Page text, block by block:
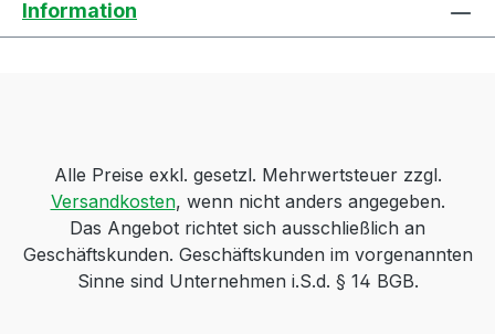
Information
Alle Preise exkl. gesetzl. Mehrwertsteuer zzgl.
Versandkosten, wenn nicht anders angegeben.
Das Angebot richtet sich ausschließlich an
Geschäftskunden. Geschäftskunden im vorgenannten
Sinne sind Unternehmen i.S.d. § 14 BGB.